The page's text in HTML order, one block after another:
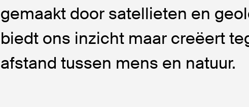
gemaakt door satellieten en
biedt ons inzicht maar creëert
afstand tussen mens en natuur.